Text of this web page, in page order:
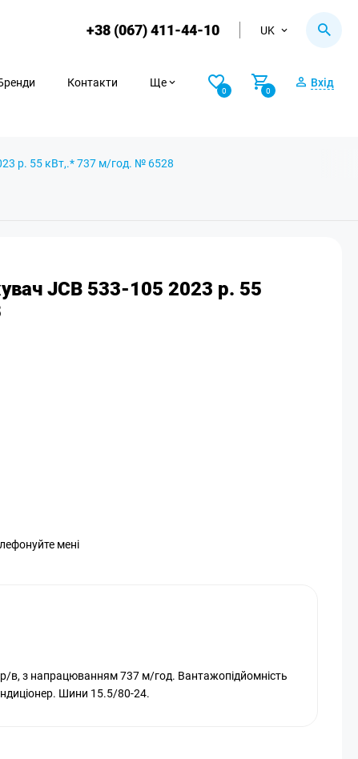
+38 (067) 411-44-10 UK
Контакти Ще
0 0
Вхід
р. 55 кВт,.* 737 м/год. № 6528
JCB 533-105 2023 р. 55
мені
в, з напрацюванням 737 м/год. Вантажопідйомність
Шини 15.5/80-24.